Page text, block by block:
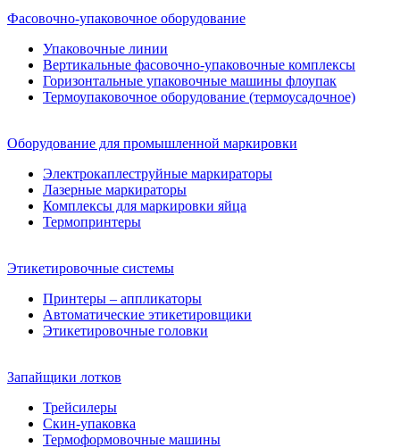
Фасовочно-упаковочное оборудование
Упаковочные линии
Вертикальные фасовочно-упаковочные комплексы
Горизонтальные упаковочные машины флоупак
Термоупаковочное оборудование (термоусадочное)
Оборудование для промышленной маркировки
Электрокаплеструйные маркираторы
Лазерные маркираторы
Комплексы для маркировки яйца
Термопринтеры
Этикетировочные системы
Принтеры – аппликаторы
Автоматические этикетировщики
Этикетировочные головки
Запайщики лотков
Трейсилеры
Скин-упаковка
Термоформовочные машины